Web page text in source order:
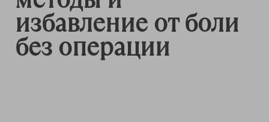
избавление от боли
без операции